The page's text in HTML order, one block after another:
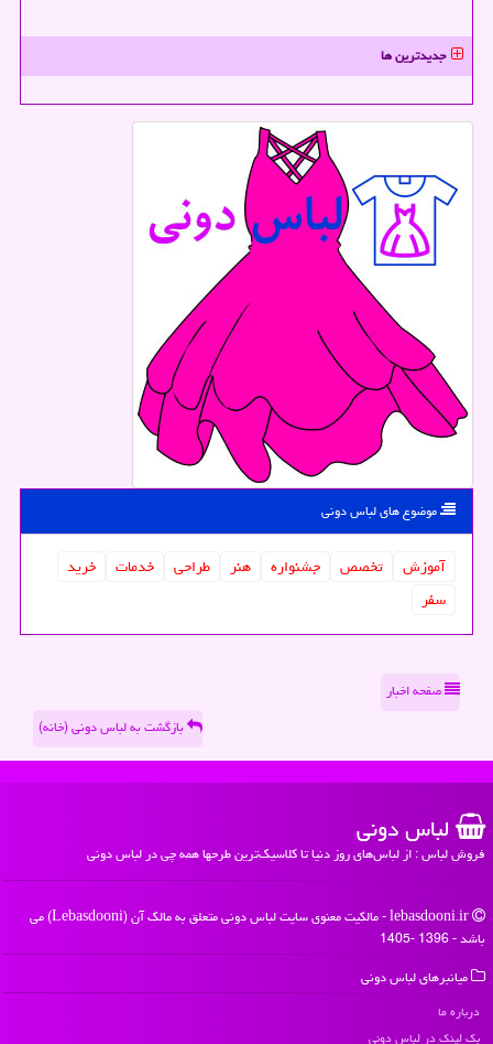
جدیدترین ها
موضوع های لباس دونی
آموزش تخصص جشنواره هنر طراحی خدمات
خرید
سفر
صفحه اخبار
بازگشت به لباس دونی (خانه)
لباس دونی
فروش لباس : از لباس‌های روز دنیا تا کلاسیک‌ترین طرحها همه چی در لباس دونی
lebasdooni.ir - مالکیت معنوی سایت لباس دونی متعلق به مالک آن (Lebasdooni) می
باشد - 1396 -1405
میانبرهای لباس دونی
درباره ما
بک لینک در لباس دونی